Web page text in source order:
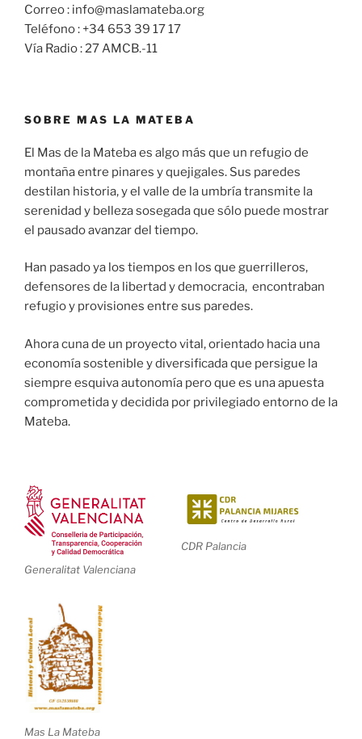
Correo : info@maslamateba.org
Teléfono : +34 653 39 17 17
Vía Radio : 27 AMCB.-11
SOBRE MAS LA MATEBA
El Mas de la Mateba es algo más que un refugio de
montaña entre pinares y quejigales. Sus paredes
destilan historia, y el valle de la umbría transmite la
serenidad y belleza sosegada que sólo puede mostrar
el pausado avanzar del tiempo.
Han pasado ya los tiempos en los que guerrilleros,
defensores de la libertad y democracia, encontraban
refugio y provisiones entre sus paredes.
Ahora cuna de un proyecto vital, orientado hacia una
economía sostenible y diversificada que persigue la
siempre esquiva autonomía pero que es una apuesta
comprometida y decidida por privilegiado entorno de la
Mateba.
Generalitat Valenciana
CDR Palancia
Mas La Mateba